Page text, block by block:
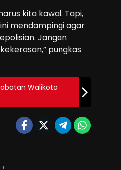
kita kawal. Tapi,
mendampingi agar
Jangan
pungkas
Walikota